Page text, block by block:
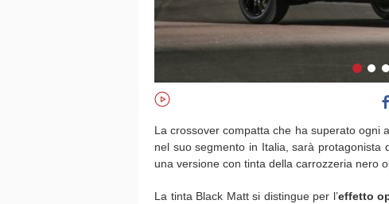
La crossover compatta che ha superato ogni
nel suo segmento in Italia, sarà
una versione con tinta della carrozzeria nero
La tinta Black Matt si distingue per l’effetto